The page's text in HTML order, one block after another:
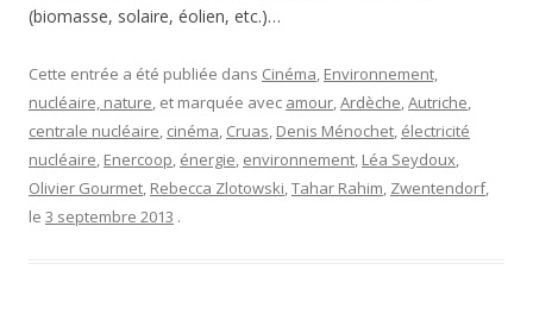
(biomasse, solaire, éolien, etc.)…
Cette entrée a été publiée dans Cinéma, Environnement,
nucléaire, nature, et marquée avec amour,Ardèche,Autriche,
centrale nucléaire, cinéma, Cruas, Denis Ménochet, électricité
nucléaire, Enercoop, énergie, environnement, Léa Seydoux,
Olivier Gourmet, Rebecca Zlotowski,Tahar Rahim, Zwentendorf,
le 3 septembre 2013 .